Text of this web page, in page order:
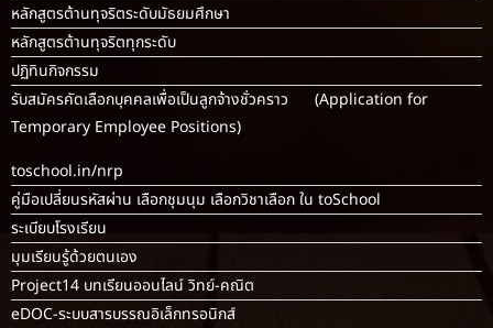
หลักสูตรต้านทุจริตระดับมัธยมศึกษา
หลักสูตรต้านทุจริตทุกระดับ
ปฏิทินกิจกรรม
รับสมัครคัดเลือกบุคคลเพื่อเป็นลูกจ้างชั่วคราว (Application for
Temporary Employee Positions)
toschool.in/nrp
คู่มือเปลี่ยนรหัสผ่าน เลือกชุมนุม เลือกวิชาเลือก ใน toSchool
ระเบียบโรงเรียน
มุมเรียนรู้ด้วยตนเอง
Project14 บทเรียนออนไลน์ วิทย์-คณิต
eDOC-ระบบสารบรรณอิเล็กทรอนิกส์